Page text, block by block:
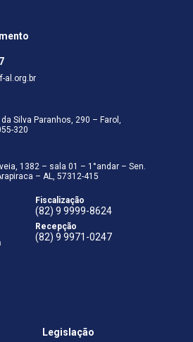
al.org.br
Silva Paranhos, 290 – Farol,
320
1382 – sala 01 – 1°andar – Sen.
– AL, 57312-415
Fiscalização
(82) 9 9999-8624
Recepção
(82) 9 9971-0247
Legislação